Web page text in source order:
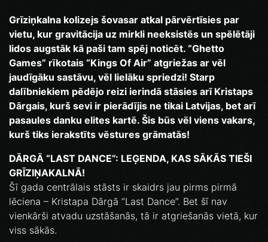
Grīziņkalna kolizejs šovasar atkal pārvērtīsies par
vietu, kur gravitācija uz mirkli neeksistēs un spēlētāji
lidos augstāk kā paši tam spēj noticēt. “Ghetto
Games” rīkotais “Kings Of Air” atgriežas ar vēl
jaudīgāku sastāvu, vēl lielāku spriedzi! Starp
dalībniekiem pēdējo reizi ierindā stāsies arī Kristaps
Dārgais, kurš sevi ir pierādījis ne tikai Latvijas, bet arī
pasaules danku elites kartē. Šis būs vēl viens vakars,
kurš tiks ierakstīts vēstures grāmatās!
DĀRGĀ “LAST DANCE”: LEĢENDA, KAS SĀKĀS TIEŠI
GRĪZIŅAKALNĀ!
Šī gada centrālais stāsts ir skaidrs jau pirms pirmā
lēciena – Kristapa Dārgā “Last Dance”. Bet šī nav
vienkārši atvadu uzstāšanās, tā ir atgriešanās vietā, kur
viss sākās.